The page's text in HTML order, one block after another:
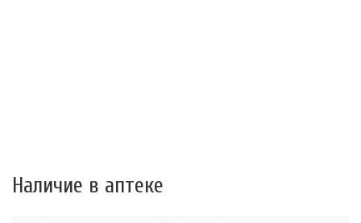
Наличие в аптеке